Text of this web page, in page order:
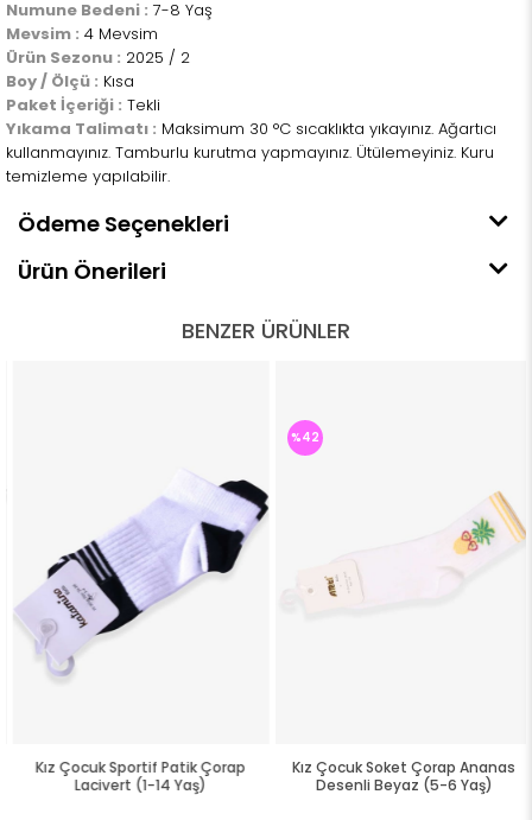
Numune Bedeni : 7-8 Yaş
Mevsim : 4 Mevsim
Ürün Sezonu : 2025 / 2
Boy / Ölçü : Kısa
Paket İçeriği : Tekli
Yıkama Talimatı : Maksimum 30 °C sıcaklıkta yıkayınız. Ağartıcı
kullanmayınız. Tamburlu kurutma yapmayınız. Ütülemeyiniz. Kuru
temizleme yapılabilir.
Ödeme Seçenekleri
Ürün Önerileri
BENZER ÜRÜNLER
Kız Çocuk Sportif Patik Çorap
Lacivert (1-14 Yaş)
Kız Çocuk Soket Çorap Ananas
Desenli Beyaz (5-6 Yaş)
%42